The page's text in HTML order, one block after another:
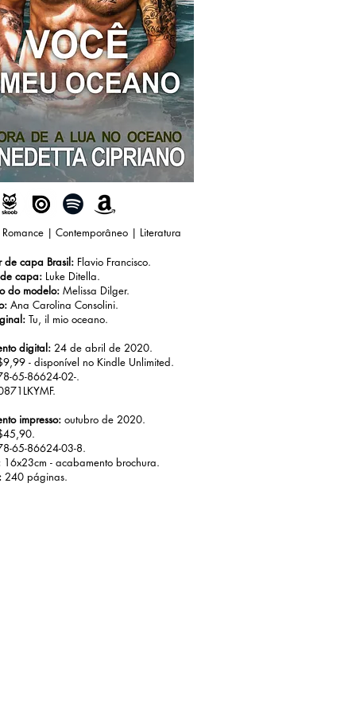
Romance | Contemporâneo | Literatura
de capa Brasil: Flavio Francisco.
capa: Luke Ditella.
do modelo: Melissa Dilger.
Ana Carolina Consolini.
Tu, il mio oceano.
digital: 24 de abril de 2020.
- disponível no Kindle Unlimited.
65-86624-02-.
impresso: outubro de 2020.
65-86624-03-8.
16x23cm - acabamento brochura.
240 páginas.